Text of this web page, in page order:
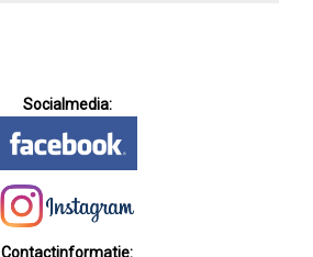
Socialmedia:
Contactinformatie: